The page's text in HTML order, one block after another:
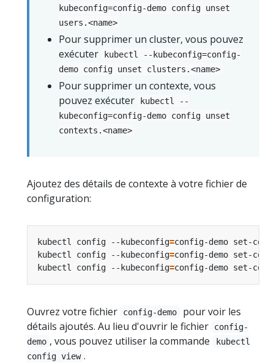
kubeconfig=config-demo config unset
users.<name>
Pour supprimer un cluster, vous pouvez
exécuter
kubectl --kubeconfig=config-
demo config unset clusters.<name>
Pour supprimer un contexte, vous
pouvez exécuter
kubectl --
kubeconfig=config-demo config unset
contexts.<name>
Ajoutez des détails de contexte à votre fichier de
configuration:
kubectl config --kubeconfig=config-demo set-
kubectl config --kubeconfig=config-demo set-
kubectl config --kubeconfig=config-demo set-
Ouvrez votre fichier config-demo
pour voir les
détails ajoutés. Au lieu d'ouvrir le fichier
config-
demo , vous pouvez utiliser la commande
kubectl
config view .